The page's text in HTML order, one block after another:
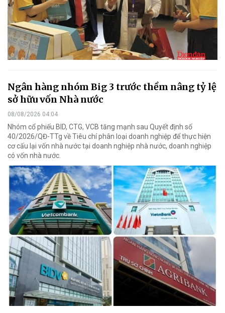
Ngân hàng nhóm Big 3 trước thềm nâng tỷ lệ
sở hữu vốn Nhà nước
08/08/2026 04:04
Nhóm cổ phiếu BID, CTG, VCB tăng mạnh sau Quyết định số
40/2026/QĐ-TTg về Tiêu chí phân loại doanh nghiệp để thực hiện
cơ cấu lại vốn nhà nước tại doanh nghiệp nhà nước, doanh nghiệp
có vốn nhà nước.